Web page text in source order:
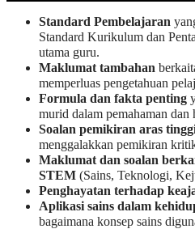
Standard Pembelajaran
Standard Kurikulum dan
utama guru.
Maklumat tambahan
memperluas pengetahuan
Formula dan fakta penting
murid dalam pemahaman dan
Soalan pemikiran aras
menggalakkan pemikiran
Maklumat dan soalan
STEM (Sains, Teknologi,
Penghayatan terhadap
Aplikasi sains dalam
bagaimana konsep sains